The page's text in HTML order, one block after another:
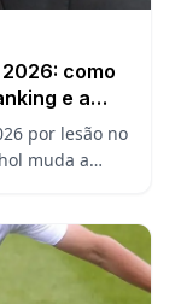
como
e a
por lesão no
muda a